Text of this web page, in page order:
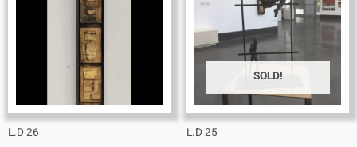
L.D 26
SOLD!
L.D 25